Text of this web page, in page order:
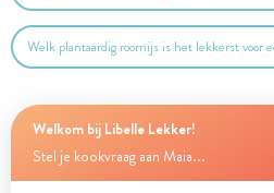
Welk plantaardig roomijs is het lekkerst voor
Welkom bij Libelle Lekker!
Stel je kookvraag aan Maia...